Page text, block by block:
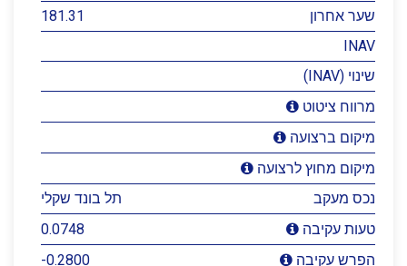
שער אחרון
181.31
INAV
שינוי (INAV)
מרווח ציטוט
מיקום ברצועה
מיקום מחוץ לרצועה
נכס מעקב
תל בונד שקלי
טעות עקיבה
0.0748
הפרש עקיבה
-0.2800